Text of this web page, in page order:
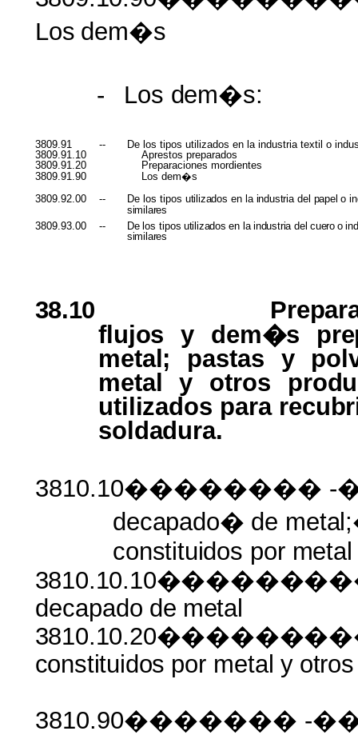
Los dem�s
- Los dem�s:
3809.91 --
De los tipos utilizados en la industria textil o
3809.91.10
Aprestos preparados
3809.91.20
Preparaciones mordientes
3809.91.90
Los dem�s
3809.92.00 -- De los tipos utilizados en la industria del papelo
similares
3809.93.00
-- De los tipos utilizados en la industria del cuero o
similares
38.10
flujosy dem�s
metal; pastas y
metaly otros
utilizados para
soldadura.
3810.10��������
decapado� de
constituidos por
decapado de metal
constituidos por metal y otros
3810.90������� -